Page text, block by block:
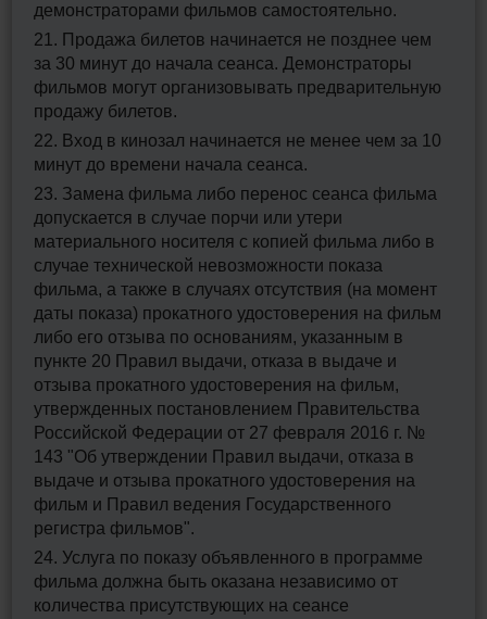
демонстраторами фильмов самостоятельно.
21. Продажа билетов начинается не позднее чем
за 30 минут до начала сеанса. Демонстраторы
фильмов могут организовывать предварительную
продажу билетов.
22. Вход в кинозал начинается не менее чем за 10
минут до времени начала сеанса.
23. Замена фильма либо перенос сеанса фильма
допускается в случае порчи или утери
материального носителя с копией фильма либо в
случае технической невозможности показа
фильма, а также в случаях отсутствия (на момент
даты показа) прокатного удостоверения на фильм
либо его отзыва по основаниям, указанным в
пункте 20 Правил выдачи, отказа в выдаче и
отзыва прокатного удостоверения на фильм,
утвержденных постановлением Правительства
Российской Федерации от 27 февраля 2016 г. №
143 "Об утверждении Правил выдачи, отказа в
выдаче и отзыва прокатного удостоверения на
фильм и Правил ведения Государственного
регистра фильмов".
24. Услуга по показу объявленного в программе
фильма должна быть оказана независимо от
количества присутствующих на сеансе